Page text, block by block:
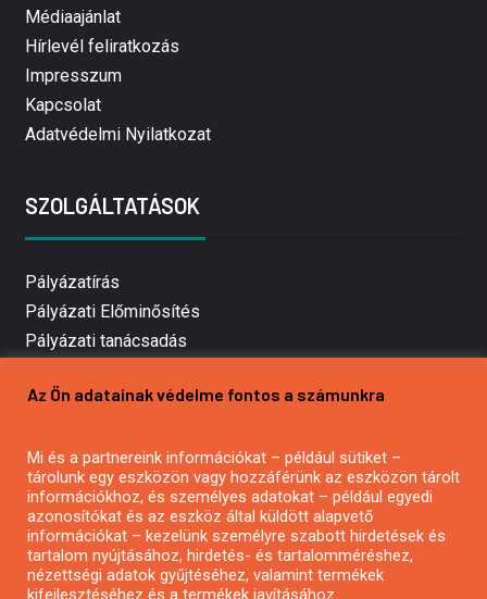
Médiaajánlat
Hírlevél feliratkozás
Impresszum
Kapcsolat
Adatvédelmi Nyilatkozat
SZOLGÁLTATÁSOK
Pályázatírás
Pályázati Előminősítés
Pályázati tanácsadás
Mezőgazdasági pályázatírás
Pályázatírás civil szervezeteknek
Pályázatírás önkormányzatoknak
Pályázatfigyelés
Specifikus pályázatfigyelés vagy hírlevél
Az Ön adatainak védelme fontos a számunkra
Mi és a partnereink információkat – például sütiket –
tárolunk egy eszközön vagy hozzáférünk az eszközön tárolt
információkhoz, és személyes adatokat – például egyedi
azonosítókat és az eszköz által küldött alapvető
információkat – kezelünk személyre szabott hirdetések és
tartalom nyújtásához, hirdetés- és tartalomméréshez,
nézettségi adatok gyűjtéséhez, valamint termékek
kifejlesztéséhez és a termékek javításához.